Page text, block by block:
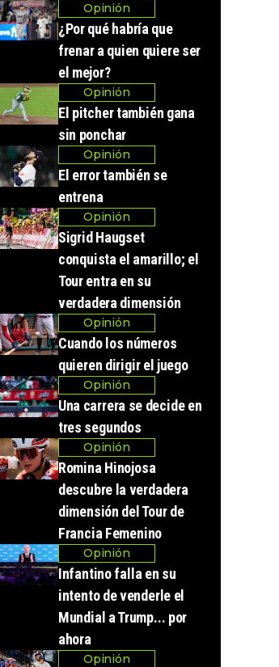
Opinión
¿Por qué habría que
frenar a quien quiere ser
el mejor?
Opinión
El pitcher también gana
sin ponchar
Opinión
El error también se
entrena
Opinión
Sigrid Haugset
conquista el amarillo; el
Tour entra en su
verdadera dimensión
Opinión
Cuando los números
quieren dirigir el juego
Opinión
Una carrera se decide en
tres segundos
Opinión
Romina Hinojosa
descubre la verdadera
dimensión del Tour de
Francia Femenino
Opinión
Infantino falla en su
intento de venderle el
Mundial a Trump... por
ahora
Opinión